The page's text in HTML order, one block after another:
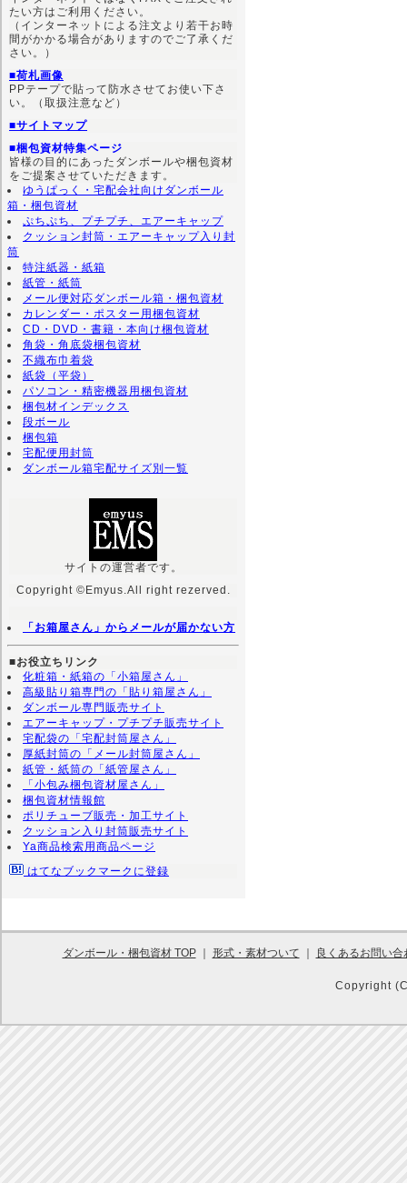
たい方はご利用ください。
（インターネットによる注文より若干お時
間がかかる場合がありますのでご了承くだ
さい。）
■荷札画像
PPテープで貼って防水させてお使い下さ
い。（取扱注意など）
■サイトマップ
■梱包資材特集ページ
皆様の目的にあったダンボールや梱包資材
をご提案させていただきます。
ゆうぱっく・宅配会社向けダンボール
箱・梱包資材
ぷちぷち、プチプチ、エアーキャップ
クッション封筒・エアーキャップ入り封
筒
特注紙器・紙箱
紙管・紙筒
メール便対応ダンボール箱・梱包資材
カレンダー・ポスター用梱包資材
CD・DVD・書籍・本向け梱包資材
角袋・角底袋梱包資材
不織布巾着袋
紙袋（平袋）
パソコン・精密機器用梱包資材
梱包材インデックス
段ボール
梱包箱
宅配便用封筒
ダンボール箱宅配サイズ別一覧
サイトの運営者です。
Copyright ©Emyus.All right rezerved.
「お箱屋さん」からメールが届かない方
■お役立ちリンク
化粧箱・紙箱の「小箱屋さん」
高級貼り箱専門の「貼り箱屋さん」
ダンボール専門販売サイト
エアーキャップ・プチプチ販売サイト
宅配袋の「宅配封筒屋さん」
厚紙封筒の「メール封筒屋さん」
紙管・紙筒の「紙管屋さん」
「小包み梱包資材屋さん」
梱包資材情報館
ポリチューブ販売・加工サイト
クッション入り封筒販売サイト
Ya商品検索用商品ページ
はてなブックマークに登録
ダンボール・梱包資材 TOP｜ 形式・素材ついて 良くあるお問い合
Copyright